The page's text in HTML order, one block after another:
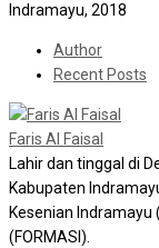
Indramayu, 2018
Author
Recent Posts
Faris Al Faisal
Lahir dan tinggal di
Kabupaten
Kesenian Indramayu
(FORMASI).